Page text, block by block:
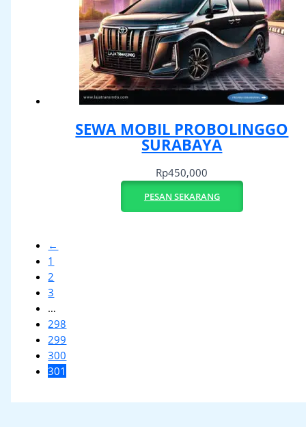
SEWA MOBIL PROBOLINGGO
SURABAYA
Rp450,000
PESAN SEKARANG
←
1
2
3
…
298
299
300
301